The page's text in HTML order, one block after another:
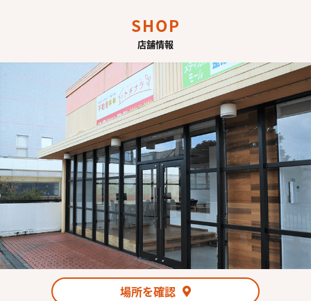
SHOP
店舗情報
場所を確認